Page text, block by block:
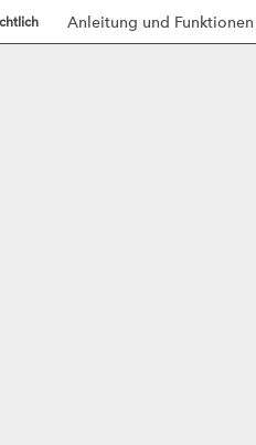
Anleitung und Funktionen